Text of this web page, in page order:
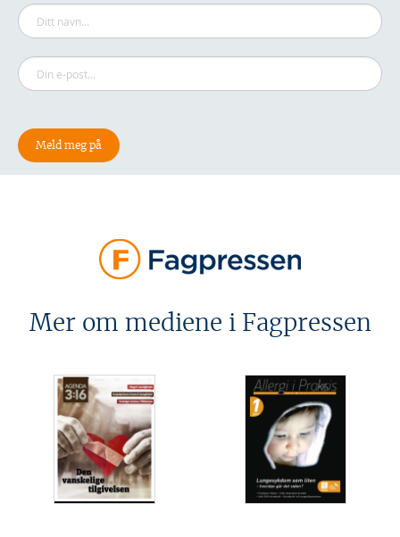
Mer om mediene i Fagpressen